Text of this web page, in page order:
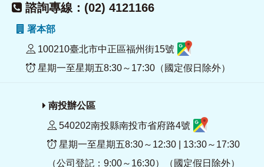
諮詢專線：(02) 4121166
署本部
100210臺北市中正區福州街15號
星期一至星期五8:30～17:30（國定假日除外）
南投辦公區
540202南投縣南投市省府路4號
星期一至星期五8:30～12:30 | 13:30～17:30
（公司登記：9:00～16:30）（國定假日除外）